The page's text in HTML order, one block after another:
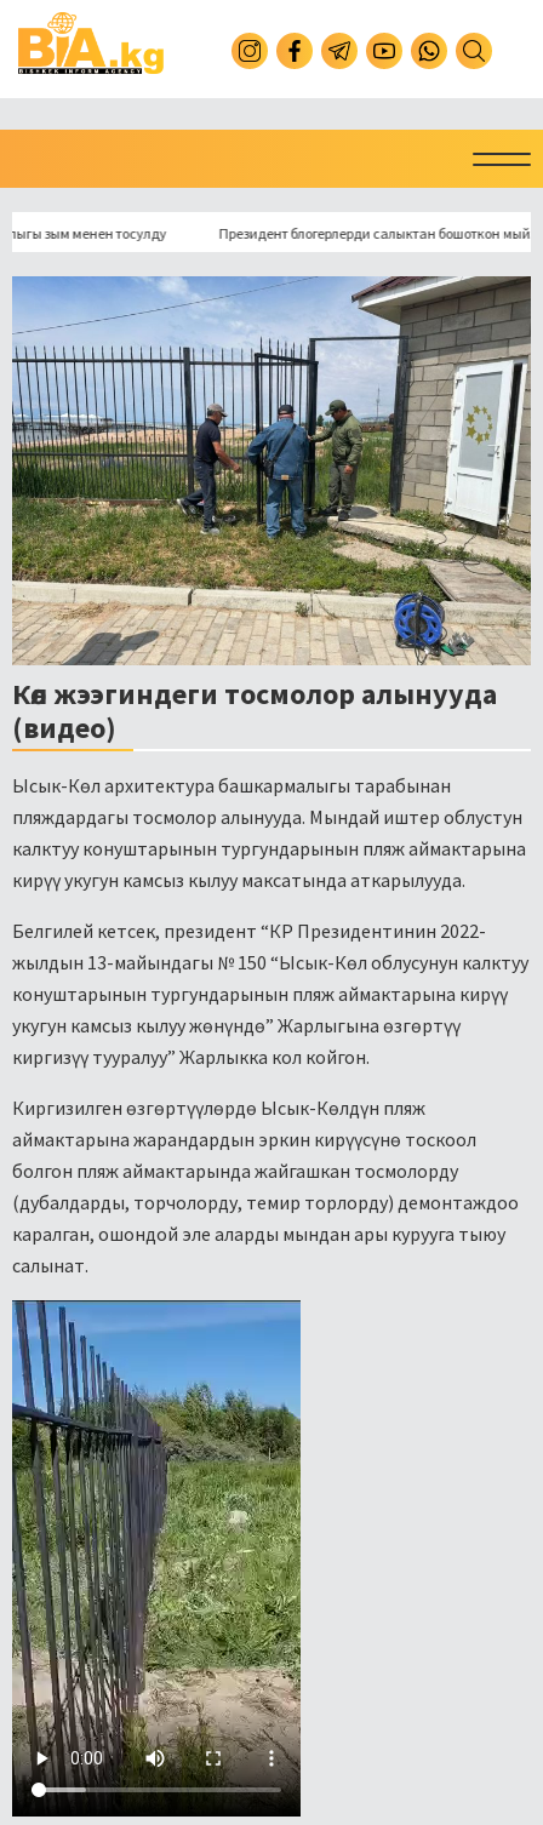
менен тосулду Президент блогерлерди салыктан бошоткон мыйзамга
Көл жээгиндеги тосмолор алынууда
(видео)
Ысык-Көл архитектура башкармалыгы тарабынан
пляждардагы тосмолор алынууда. Мындай иштер облустун
калктуу конуштарынын тургундарынын пляж аймактарына
кирүү укугун камсыз кылуу максатында аткарылууда.
Белгилей кетсек, президент “КР Президентинин 2022-
жылдын 13-майындагы № 150 “Ысык-Көл облусунун калктуу
конуштарынын тургундарынын пляж аймактарына кирүү
укугун камсыз кылуу жөнүндө” Жарлыгына өзгөртүү
киргизүү тууралуу” Жарлыкка кол койгон.
Киргизилген өзгөртүүлөрдө Ысык-Көлдүн пляж
аймактарына жарандардын эркин кирүүсүнө тоскоол
болгон пляж аймактарында жайгашкан тосмолорду
(дубалдарды, торчолорду, темир торлорду) демонтаждоо
каралган, ошондой эле аларды мындан ары курууга тыюу
салынат.